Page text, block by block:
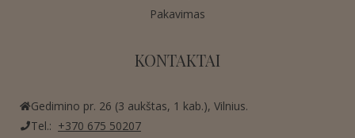
Pakavimas
KONTAKTAI
Gedimino pr. 26 (3 aukštas, 1 kab.), Vilnius.
Tel.: +370 675 50207